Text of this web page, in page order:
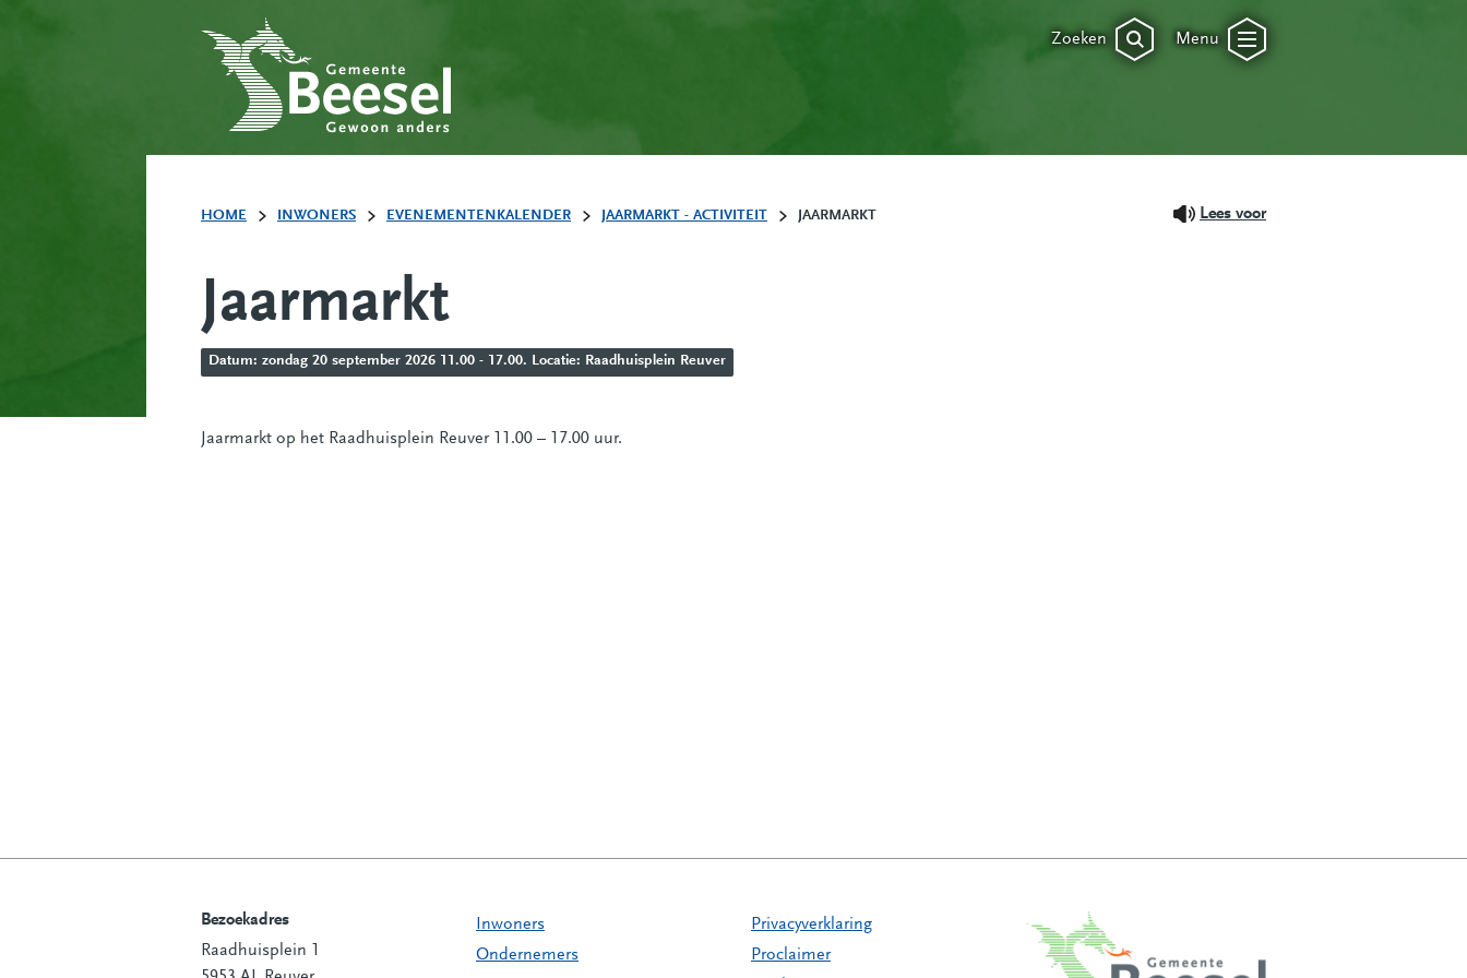
Zoeken Menu
HOME INWONERS EVENEMENTENKALENDER JAARMARKT - ACTIVITEIT JAARMARKT Lees voor
Jaarmarkt
Datum: zondag 20 september 2026 11.00 - 17.00. Locatie: Raadhuisplein Reuver
Jaarmarkt op het Raadhuisplein Reuver 11.00 – 17.00 uur.
Contactinformatie
Bezoekadres
Raadhuisplein 1
Inwoners
Ondernemers
Privacyverklaring
Proclaimer